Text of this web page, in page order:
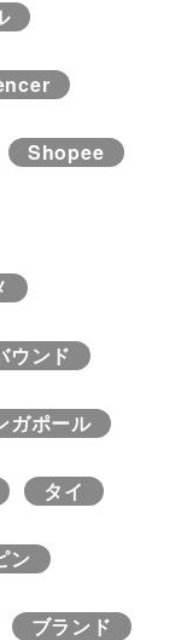
Shopee
ウンド
ガポール
タイ
ン
ブランド